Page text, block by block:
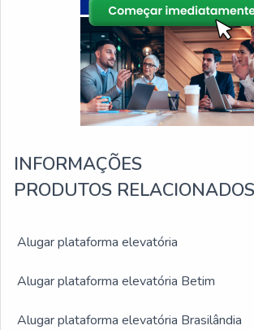
INFORMAÇÕES
PRODUTOS RELACIONADOS
Alugar plataforma elevatória
Alugar plataforma elevatória Betim
Alugar plataforma elevatória Brasilândia